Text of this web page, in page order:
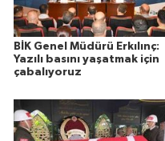
BİK Genel Müdürü Erkılınç:
Yazılı basını yaşatmak için
çabalıyoruz